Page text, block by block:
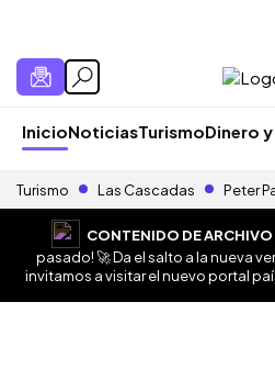
InicioNoticiasTurismoDinero
Turismo Las Cascadas Peter
CONTENIDO DE
pasado! 🚀 Da el salto a la nueva
invitamos a visitar el nuevo portal